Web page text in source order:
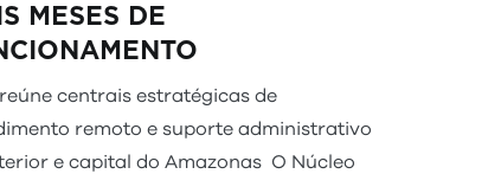
MESES DE
centrais estratégicas de
remoto e suporte administrativo
e capital do Amazonas O Núcleo